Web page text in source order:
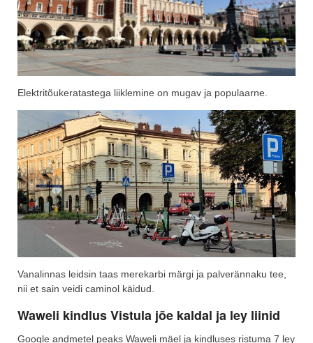
Elektritõukeratastega liiklemine on mugav ja populaarne.
Vanalinnas leidsin taas merekarbi märgi ja palverännaku tee,
nii et sain veidi caminol käidud.
Waweli kindlus Vistula jõe kaldal ja ley liinid
Google andmetel peaks Waweli mäel ja kindluses ristuma 7 ley